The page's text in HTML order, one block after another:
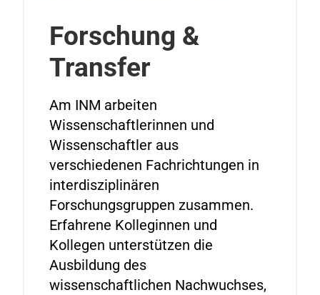
Forschung &
Transfer
Am INM arbeiten
Wissenschaftlerinnen und
Wissenschaftler aus
verschiedenen Fachrichtungen in
interdisziplinären
Forschungsgruppen zusammen.
Erfahrene Kolleginnen und
Kollegen unterstützen die
Ausbildung des
wissenschaftlichen Nachwuchses,